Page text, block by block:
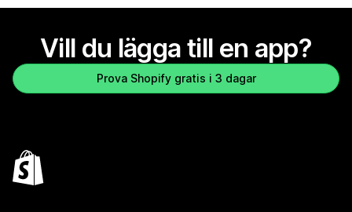
Vill du lägga till en app?
Prova Shopify gratis i 3 dagar